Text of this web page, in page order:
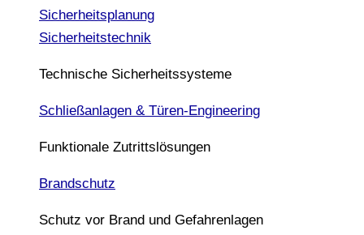
Sicherheitsplanung
Sicherheitstechnik
Technische Sicherheitssysteme
Schließanlagen & Türen-Engineering
Funktionale Zutrittslösungen
Brandschutz
Schutz vor Brand und Gefahrenlagen